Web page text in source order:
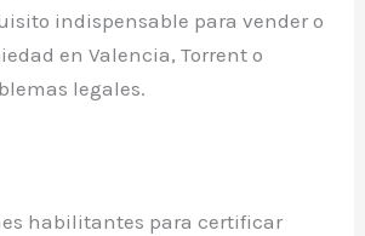
indispensable para vender o
en Valencia, Torrent o
legales.
habilitantes para certificar